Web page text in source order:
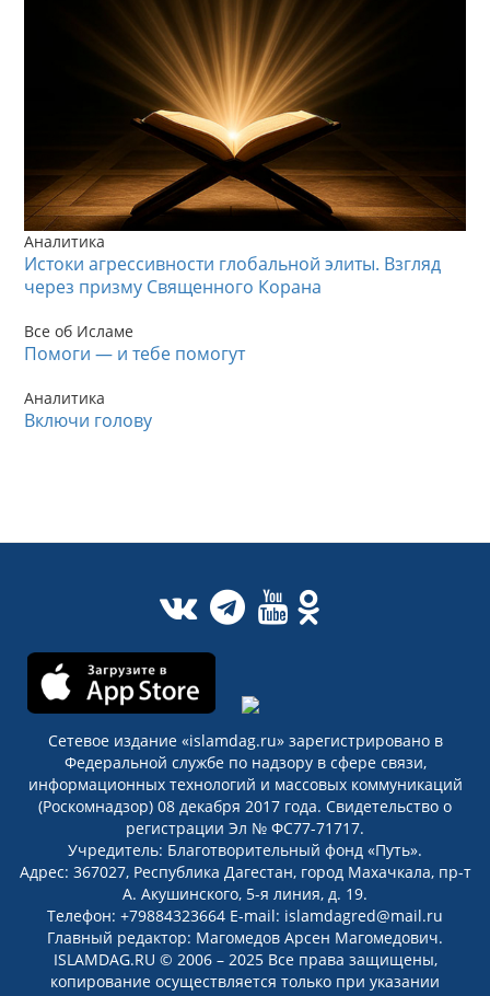
Аналитика
Истоки агрессивности глобальной элиты. Взгляд
через призму Священного Корана
Все об Исламе
Помоги — и тебе помогут
Аналитика
Включи голову
Сетевое издание «islamdag.ru» зарегистрировано в
Федеральной службе по надзору в сфере связи,
информационных технологий и массовых коммуникаций
(Роскомнадзор) 08 декабря 2017 года. Свидетельство о
регистрации Эл № ФС77-71717.
Учредитель: Благотворительный фонд «Путь».
Адрес: 367027, Республика Дагестан, город Махачкала, пр-т
А. Акушинского, 5-я линия, д. 19.
Телефон: +79884323664 E-mail: islamdagred@mail.ru
Главный редактор: Магомедов Арсен Магомедович.
ISLAMDAG.RU © 2006 – 2025 Все права защищены,
копирование осуществляется только при указании